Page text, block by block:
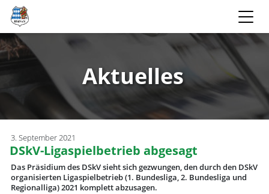
Aktuelles
3. September 2021
DSkV-Ligaspielbetrieb abgesagt
Das Präsidium des DSkV sieht sich gezwungen, den durch den DSkV
organisierten Ligaspielbetrieb (1. Bundesliga, 2. Bundesliga und
Regionalliga) 2021 komplett abzusagen.